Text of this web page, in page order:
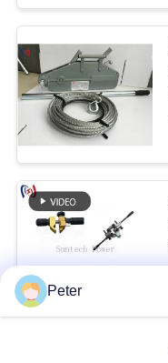
Peter